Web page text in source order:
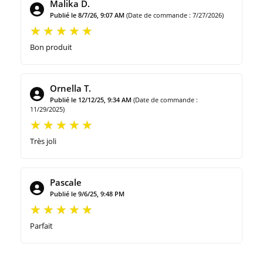
Malika D.
Publié le 8/7/26, 9:07 AM (Date de commande : 7/27/2026)
Bon produit
Ornella T.
Publié le 12/12/25, 9:34 AM (Date de commande :
11/29/2025)
Très joli
Pascale
Publié le 9/6/25, 9:48 PM
Parfait